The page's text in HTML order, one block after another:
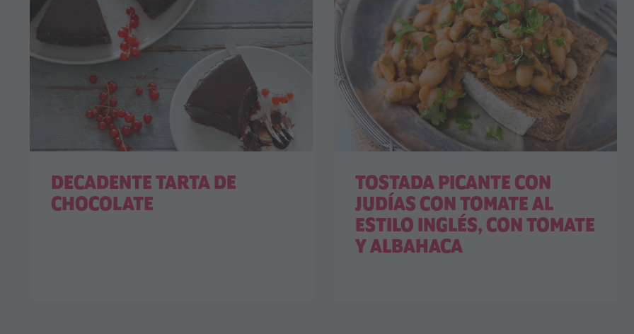
DECADENTE TARTA DE
CHOCOLATE
TOSTADA PICANTE CON
JUDÍAS CON TOMATE AL
ESTILO INGLÉS, CON TOMATE
Y ALBAHACA